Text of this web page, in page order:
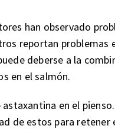
han observado
reportan problemas
deberse a la
en el salmón.
en el
de estos para retener